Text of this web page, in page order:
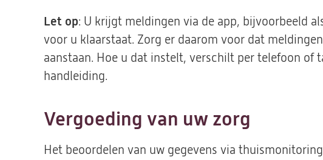
tab)
tab)
Let op: U krijgt meldingen via de app, bijvoorbeeld
voor u klaarstaat. Zorg er daarom voor dat
aanstaan. Hoe u dat instelt, verschilt per telefoon of
handleiding.
Vergoeding van uw zorg
Het beoordelen van uw gegevens via